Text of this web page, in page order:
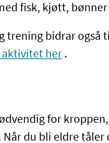
fisk, kjøtt,
trening bidrar også
aktivitet her .
for
Når du bli eldre